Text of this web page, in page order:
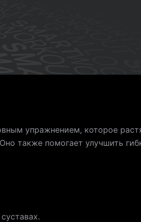
упражнением, которое
также помогает улучшить